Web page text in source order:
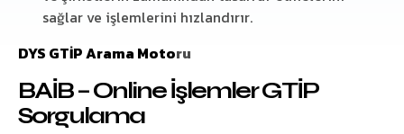
sağlar ve işlemlerini hızlandırır.
DYS GTİP Arama Motoru
BAİB – Online İşlemler GTİP
Sorgulama